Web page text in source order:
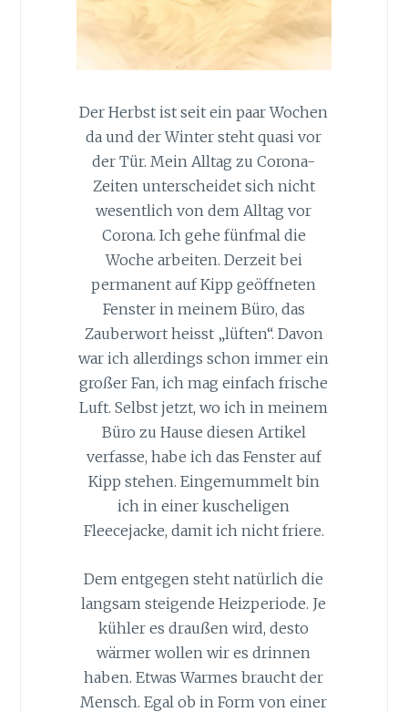
Der Herbst ist seit ein paar Wochen
da und der Winter steht quasi vor
der Tür. Mein Alltag zu Corona-
Zeiten unterscheidet sich nicht
wesentlich von dem Alltag vor
Corona. Ich gehe fünfmal die
Woche arbeiten. Derzeit bei
permanent auf Kipp geöffneten
Fenster in meinem Büro, das
Zauberwort heisst „lüften“. Davon
war ich allerdings schon immer ein
großer Fan, ich mag einfach frische
Luft. Selbst jetzt, wo ich in meinem
Büro zu Hause diesen Artikel
verfasse, habe ich das Fenster auf
Kipp stehen. Eingemummelt bin
ich in einer kuscheligen
Fleecejacke, damit ich nicht friere.
Dem entgegen steht natürlich die
langsam steigende Heizperiode. Je
kühler es draußen wird, desto
wärmer wollen wir es drinnen
haben. Etwas Warmes braucht der
Mensch. Egal ob in Form von einer